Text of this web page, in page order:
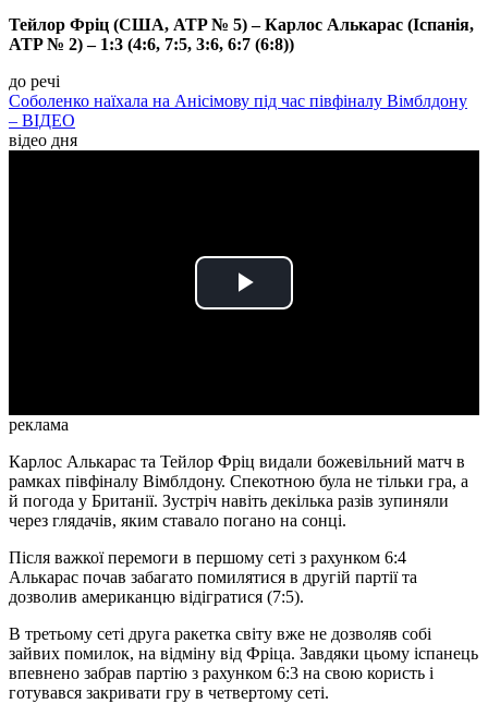
Тейлор Фріц (США, ATP № 5) – Карлос Алькарас (Іспанія,
ATP № 2) – 1:3 (4:6, 7:5, 3:6, 6:7 (6:8))
до речі
Соболенко наїхала на Анісімову під час півфіналу Вімблдону
– ВІДЕО
відео дня
Play
реклама
Карлос Алькарас та Тейлор Фріц видали божевільний матч в
рамках півфіналу Вімблдону. Спекотною була не тільки гра, а
й погода у Британії. Зустріч навіть декілька разів зупиняли
через глядачів, яким ставало погано на сонці.
Після важкої перемоги в першому сеті з рахунком 6:4
Алькарас почав забагато помилятися в другій партії та
дозволив американцю відігратися (7:5).
В третьому сеті друга ракетка світу вже не дозволяв собі
зайвих помилок, на відміну від Фріца. Завдяки цьому іспанець
впевнено забрав партію з рахунком 6:3 на свою користь і
готувався закривати гру в четвертому сеті.